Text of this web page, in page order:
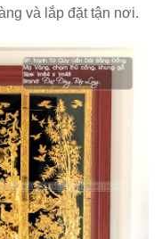
và lắp đặt tận nơi.